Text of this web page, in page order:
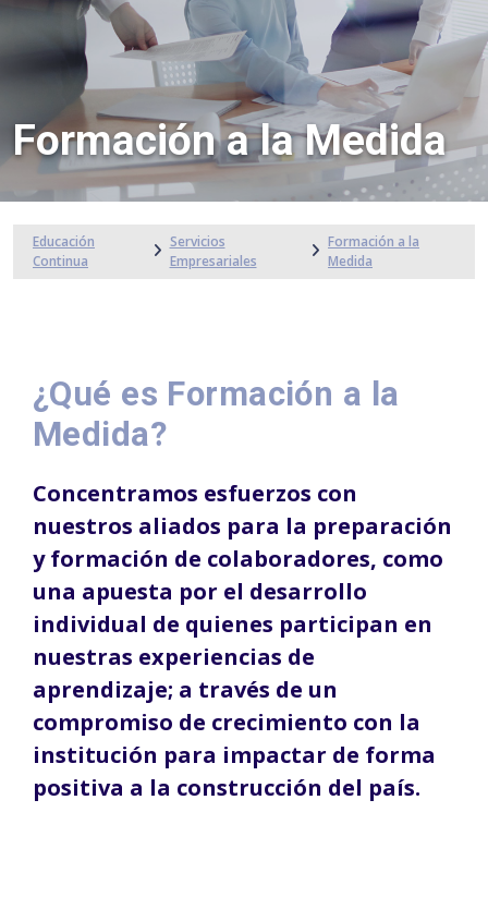
Formación a la Medida
Educación
Continua
Servicios
Empresariales
Formación a la
Medida
¿Qué es Formación a la
Medida?
Concentramos esfuerzos con
nuestros aliados para la preparación
y formación de colaboradores, como
una apuesta por el desarrollo
individual de quienes participan en
nuestras experiencias de
aprendizaje; a través de un
compromiso de crecimiento con la
institución para impactar de forma
positiva a la construcción del país.